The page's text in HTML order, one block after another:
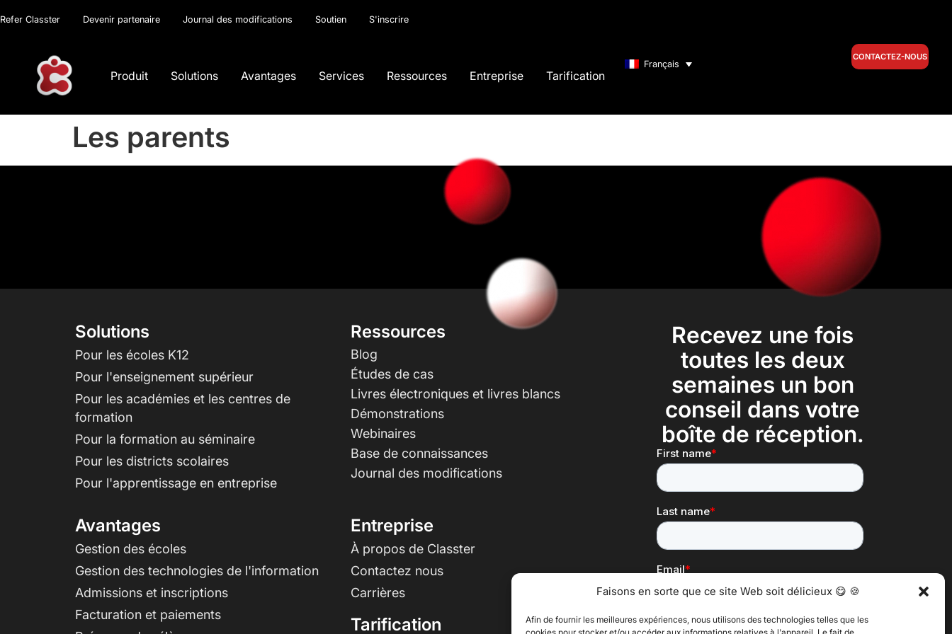
Faisons en sorte que ce site Web soit délicieux 😋 🍪
Afin de fournir les meilleures expériences, nous utilisons des technologies telles que les
Refer Classter Devenir partenaire Journal des modifications Soutien S'inscrire
Produit Solutions Avantages Services Ressources Entreprise Tarification
Français
CONTACTEZ-NOUS
Les parents
Solutions
Pour les écoles K12
Pour l'enseignement supérieur
Pour les académies et les centres de
formation
Pour la formation au séminaire
Pour les districts scolaires
Pour l'apprentissage en entreprise
Ressources
Blog
Études de cas
Livres électroniques et livres blancs
Démonstrations
Webinaires
Base de connaissances
Journal des modifications
Avantages
Gestion des écoles
Gestion des technologies de l'information
Admissions et inscriptions
Facturation et paiements
Entreprise
À propos de Classter
Contactez nous
Carrières
Tarification
Recevez une fois
toutes les deux
semaines un bon
conseil dans votre
boîte de réception.